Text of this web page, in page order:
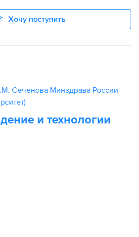
Хочу поступить
Сеченова Минздрава России
и технологии